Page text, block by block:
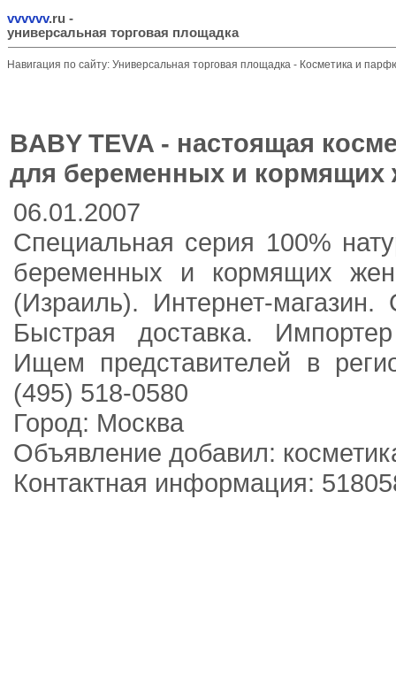
vvvvvv.ru -
универсальная торговая площадка
Навигация по сайту: Универсальная торговая площадка - Косметика и
BABY TEVA - настоящая
для беременных и кормящих
06.01.2007
Cпециальная серия 100%
беременных и кормящих
(Израиль). Интернет-
Быстрая доставка.
Ищем представителей в
(495) 518-0580
Город: Москва
Объявление добавил:
Контактная информация: